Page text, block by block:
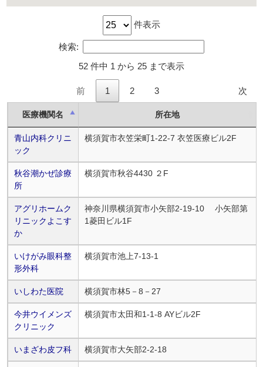
件表示
検索:
52 件中 1 から 25 まで表示
前 1 2 3 次
医療機関名 所在地
青山内科クリニ
ック
横須賀市衣笠栄町1-22-7 衣笠医療ビル2F
秋谷潮かぜ診療
所
横須賀市秋谷4430 ２F
アグリホームク
リニックよこす
か
神奈川県横須賀市小矢部2-19-10 小矢部第
1菱田ビル1F
いけがみ眼科整
形外科
横須賀市池上7-13-1
いしわた医院 横須賀市林5－8－27
今井ウイメンズ
クリニック
横須賀市太田和1-1-8 AYビル2F
いまざわ皮フ科 横須賀市大矢部2-2-18